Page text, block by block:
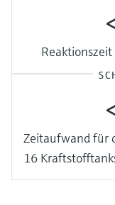
Zeitaufwand für
16